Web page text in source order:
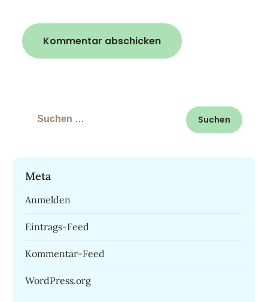
Suchen
Meta
Anmelden
Eintrags-Feed
Kommentar-Feed
WordPress.org